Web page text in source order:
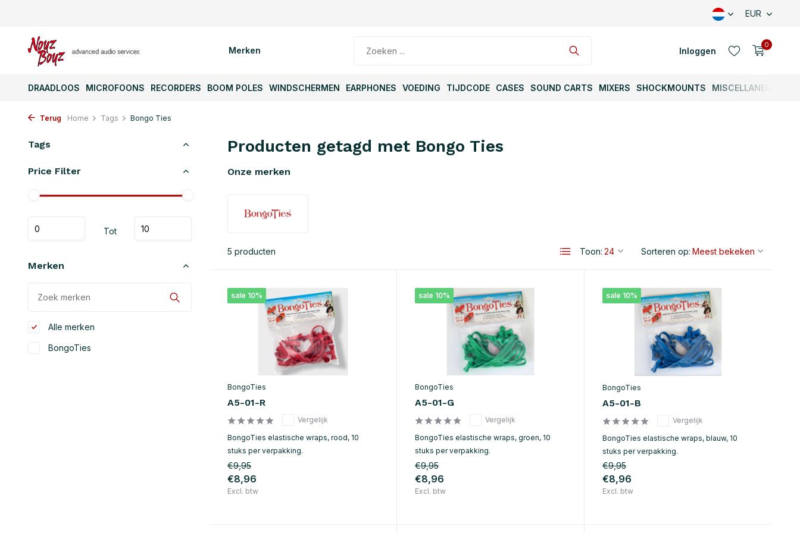
EUR
Merken Inloggen
0
DRAADLOOS MICROFOONS RECORDERS BOOM POLES WINDSCHERMEN EARPHONES VOEDING TIJDCODE CASES SOUND CARTS MIXERS SHOCKMOUNTS MISCELLANEOUS
Terug Home Tags Bongo Ties
Tags
Price Filter
Tot
Merken
Alle merken
BongoTies
Producten getagd met Bongo Ties
Onze merken
5 producten Toon: Sorteren op:
sale 10%
BongoTies
A5-01-R
Vergelijk
BongoTies elastische wraps, rood, 10
stuks per verpakking.
€9,95
€8,96
Excl. btw
sale 10%
BongoTies
A5-01-G
Vergelijk
BongoTies elastische wraps, groen, 10
stuks per verpakking.
€9,95
€8,96
Excl. btw
sale 10%
BongoTies
A5-01-B
Vergelijk
BongoTies elastische wraps, blauw, 10
stuks per verpakking.
€9,95
€8,96
Excl. btw